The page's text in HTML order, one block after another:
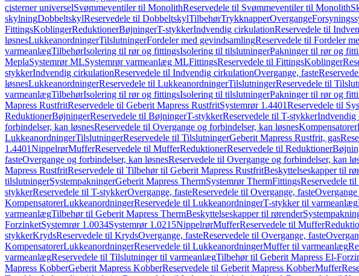
cisterner universelSvømmeventiler til MonolithReservedele til Svømmeventiler til Monolith
skylningDobbeltskylReservedele til DobbeltskylTilbehørTrykknapperOvergange
FittingsKoblingerReduktionerBøjningerT-stykkerIndvendig cirkulationReservedele til
løsnesLukkeanordningerTilslutningerFordeler med gevindsamlingReservedele til Fordeler
varmeanlægTilbehørIsolering til rør og fittingsIsolering til tilslutningerPakninger til rør og
MeplaSystemrør MLSystemrør varmeanlæg MLFittingsReservedele til FittingsKoblinger
stykkerIndvendig cirkulationReservedele til Indvendig cirkulationOvergange, faste
løsnesLukkeanordningerReservedele til LukkeanordningerTilslutningerReservedele til
varmeanlægTilbehørIsolering til rør og fittingsIsolering til tilslutningerPakninger til rør og
Mapress RustfritReservedele til Geberit Mapress RustfritSystemrør 1.4401Reservedele til
ReduktionerBøjningerReservedele til BøjningerT-stykkerReservedele til T-stykkerIndvendig
forbindelser, kan løsnesReservedele til Overgange og forbindelser, kan løsnesKompensatorer
LukkeanordningerTilslutningerReservedele til TilslutningerGeberit Mapress Rustfrit, gas
1.4401NippelrørMufferReservedele til MufferReduktionerReservedele til Reduktioner
fasteOvergange og forbindelser, kan løsnesReservedele til Overgange og forbindelser, kan
Mapress RustfritReservedele til Tilbehør til Geberit Mapress RustfritBeskyttelseskapper til
tilslutningerSystempakningerGeberit Mapress ThermSystemrør ThermFittingsReservedele
stykkerReservedele til T-stykkerOvergange, fasteReservedele til Overgange, faste
KompensatorerLukkeanordningerReservedele til LukkeanordningerT-stykker til varmeanlæg
varmeanlægTilbehør til Geberit Mapress ThermBeskyttelseskapper til rørender
ForzinketSystemrør 1.0034Systemrør 1.0215NippelrørMufferReservedele til Muffer
stykkerKrydsReservedele til KrydsOvergange, fasteReservedele til Overgange, faste
KompensatorerLukkeanordningerReservedele til LukkeanordningerMuffer til varmeanlæg
varmeanlægReservedele til Tilslutninger til varmeanlægTilbehør til Geberit Mapress El-
Mapress KobberGeberit Mapress KobberReservedele til Geberit Mapress KobberMuffer